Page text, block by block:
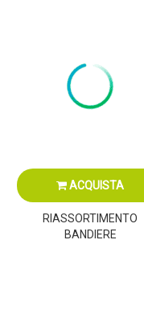
ACQUISTA
RIASSORTIMENTO
BANDIERE